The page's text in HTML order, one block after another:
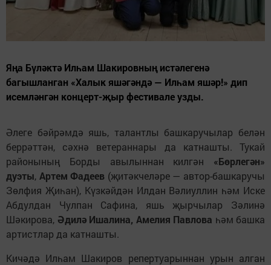
Яңа Бүләктә Илһам Шакировның истәлегенә
багышланган «Халык яшәгәндә — Илһам яшәр!» дип
исемләнгән концерт-җыр фестивале узды.
Әлеге бәйрәмдә яшь, талантлы башкаручылар белән
беррәттән, сәхнә ветераннары да катнашты. Тукай
районының Борды авылыннан килгән «Бөрлегән»
дуэты, Артем Фадеев (җитәкчеләре — автор-башкаручы
Зөлфия Җиһан), Күзкәйдән Илдан Вәлиуллин һәм Иске
Абдулдан Чулпан Сафина, яшь җырчылар Зәлинә
Шәкирова, Әдилә Ишалина, Амелия Павлова һәм башка
артистлар да катнашты.
Кичәдә Илһам Шакиров репертуарыннан урын алган